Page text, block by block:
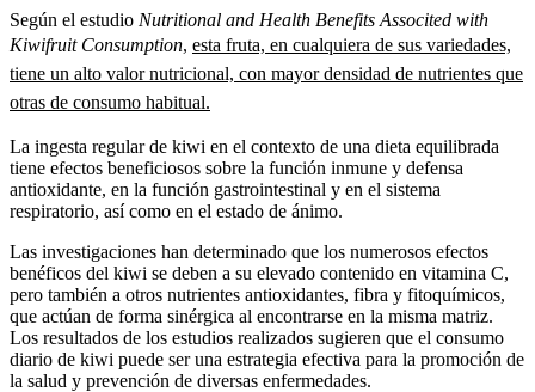
Según el estudio Nutritional and Health Benefits Associted with
Kiwifruit Consumption, esta fruta, en cualquiera de sus variedades,
tiene un alto valor nutricional, con mayor densidad de nutrientes que
otras de consumo habitual.
La ingesta regular de kiwi en el contexto de una dieta equilibrada
tiene efectos beneficiosos sobre la función inmune y defensa
antioxidante, en la función gastrointestinal y en el sistema
respiratorio, así como en el estado de ánimo.
Las investigaciones han determinado que los numerosos efectos
benéficos del kiwi se deben a su elevado contenido en vitamina C,
pero también a otros nutrientes antioxidantes, fibra y fitoquímicos,
que actúan de forma sinérgica al encontrarse en la misma matriz.
Los resultados de los estudios realizados sugieren que el consumo
diario de kiwi puede ser una estrategia efectiva para la promoción de
la salud y prevención de diversas enfermedades.